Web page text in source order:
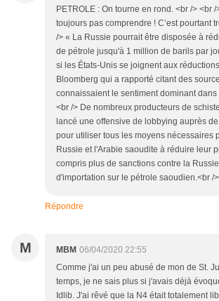
PETROLE : On tourne en rond. <br /> <br
toujours pas comprendre ! C’est pourtant
/> « La Russie pourrait être disposée à
de pétrole jusqu'à 1 million de barils par
si les États-Unis se joignent aux
Bloomberg qui a rapporté citant des
connaissaient le sentiment dominant dans
<br /> De nombreux producteurs de
lancé une offensive de lobbying auprès
pour utiliser tous les moyens nécessaires
Russie et l'Arabie saoudite à réduire leur
compris plus de sanctions contre la
d'importation sur le pétrole saoudien.<br /
Répondre
M MBM 06/04/2020 22:55
Comme j'ai un peu abusé de mon de St.
temps, je ne sais plus si j'avais déjà
Idlib. J'ai rêvé que la N4 était totalement